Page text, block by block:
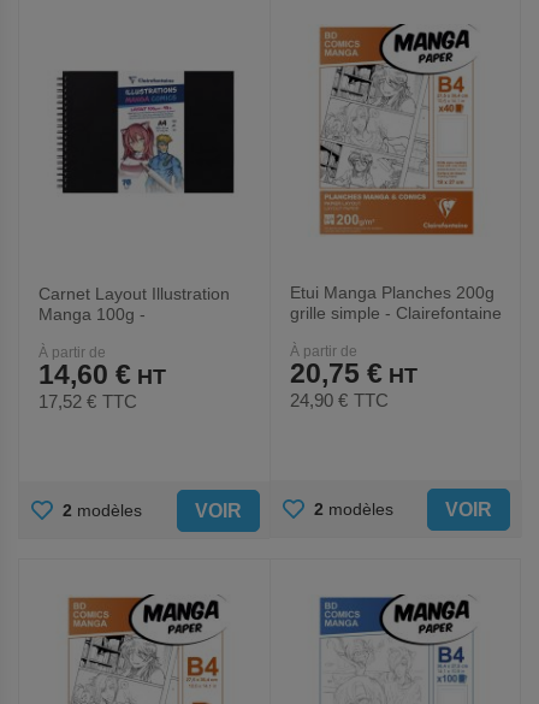
Carnet Layout Illustration
Manga 100g -
À partir de
14,60 €
17,52 € TTC
AJOUTER
FAVORIS
2 modèles VOIR
Etui Manga Planches 200g
grille simple - Clairefontaine
À partir de
20,75 €
24,90 € TTC
AJOUTER
2 modèles VOIR